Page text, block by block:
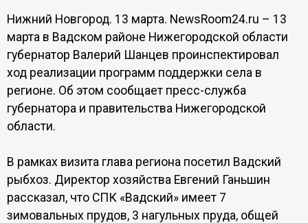
Нижний Новгород. 13 марта. NewsRoom24.ru – 13
марта в Вадском районе Нижегородской области
губернатор Валерий Шанцев проинспектировал
ход реализации программ поддержки села в
регионе. Об этом сообщает пресс-служба
губернатора и правительства Нижегородской
области.
В рамках визита глава региона посетил Вадский
рыбхоз. Директор хозяйства Евгений Ганьшин
рассказал, что СПК «Вадский» имеет 7
зимовальных прудов, 3 нагульных пруда, общей